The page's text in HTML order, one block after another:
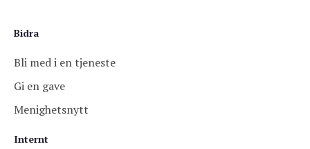
Bidra
Bli med i en tjeneste
Gi en gave
Menighetsnytt
Internt